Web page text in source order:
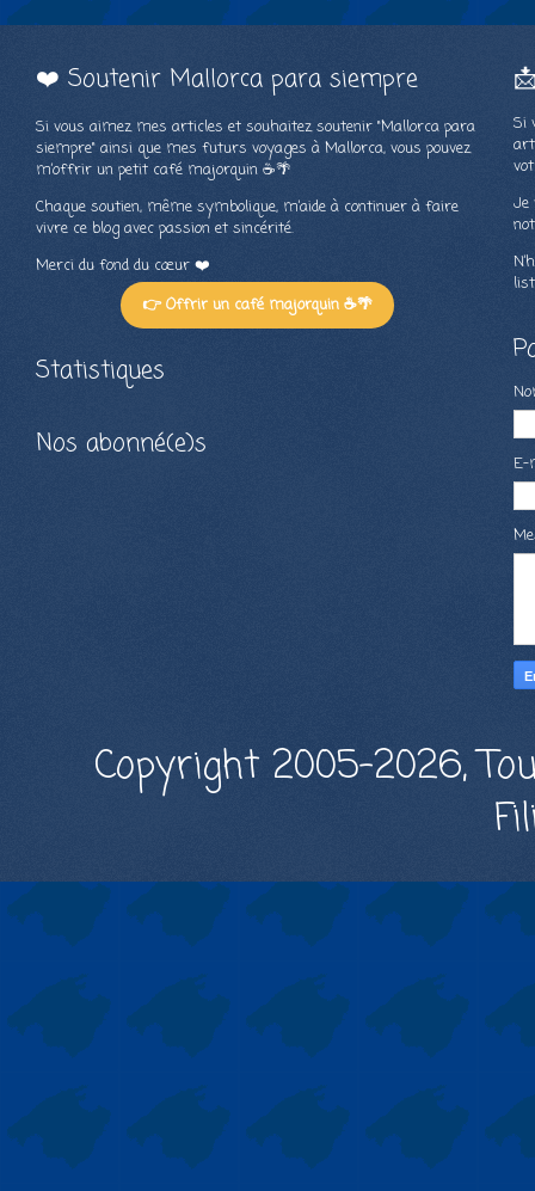
❤️ Soutenir Mallorca para siempre
Si vous aimez mes articles et souhaitez soutenir "Mallorca para
siempre" ainsi que mes futurs voyages à Mallorca, vous pouvez
m’offrir un petit café majorquin ☕🌴
Chaque soutien, même symbolique, m’aide à continuer à faire
vivre ce blog avec passion et sincérité.
Merci du fond du cœur ❤️
👉 Offrir un café majorquin ☕🌴
Statistiques
Nos abonné(e)s
Si
Je
Copyright 2005-2026,